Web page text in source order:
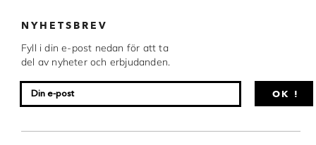
NYHETSBREV
Fyll i din e-post nedan för att ta
del av nyheter och erbjudanden.
OK !